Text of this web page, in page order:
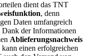
dient das TNT
, denn
Daten umfangreich
Dank der Informationen
Ablieferungsnachweis
einen erfolgreichen